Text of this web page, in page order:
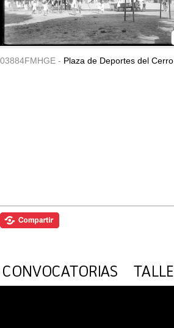
03884FMHGE - Plaza de Deportes del Cerro.